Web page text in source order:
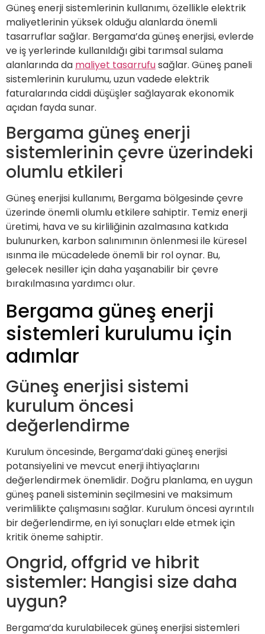
Güneş enerji sistemlerinin kullanımı, özellikle elektrik
maliyetlerinin yüksek olduğu alanlarda önemli
tasarruflar sağlar. Bergama’da güneş enerjisi, evlerde
ve iş yerlerinde kullanıldığı gibi tarımsal sulama
alanlarında da maliyet tasarrufusağlar. Güneş paneli
sistemlerinin kurulumu, uzun vadede elektrik
faturalarında ciddi düşüşler sağlayarak ekonomik
açıdan fayda sunar.
Bergama güneş enerji
sistemlerinin çevre üzerindeki
olumlu etkileri
Güneş enerjisi kullanımı, Bergama bölgesinde çevre
üzerinde önemli olumlu etkilere sahiptir. Temiz enerji
üretimi, hava ve su kirliliğinin azalmasına katkıda
bulunurken, karbon salınımının önlenmesi ile küresel
ısınma ile mücadelede önemli bir rol oynar. Bu,
gelecek nesiller için daha yaşanabilir bir çevre
bırakılmasına yardımcı olur.
Bergama güneş enerji
sistemleri kurulumu için
adımlar
Güneş enerjisi sistemi
kurulum öncesi
değerlendirme
Kurulum öncesinde, Bergama’daki güneş enerjisi
potansiyelini ve mevcut enerji ihtiyaçlarını
değerlendirmek önemlidir. Doğru planlama, en uygun
güneş paneli sisteminin seçilmesini ve maksimum
verimlilikte çalışmasını sağlar. Kurulum öncesi ayrıntılı
bir değerlendirme, en iyi sonuçları elde etmek için
kritik öneme sahiptir.
Ongrid, offgrid ve hibrit
sistemler: Hangisi size daha
uygun?
Bergama’da kurulabilecek güneş enerjisi sistemleri